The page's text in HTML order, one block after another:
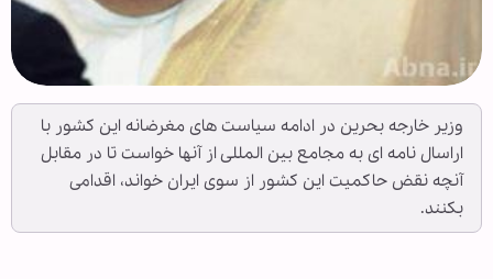
وزیر خارجه بحرین در ادامه سیاست های مغرضانه این کشور با
اراسال نامه ای به مجامع بین المللی از آنها خواست تا در مقابل
آنچه نقض حاکمیت این کشور از سوی ایران خواند، اقدامی
بکنند.